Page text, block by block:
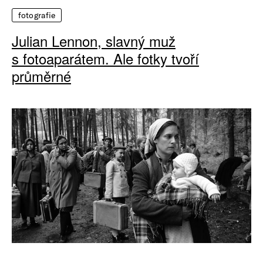
fotografie
Julian Lennon, slavný muž
s fotoaparátem. Ale fotky tvoří
průměrné